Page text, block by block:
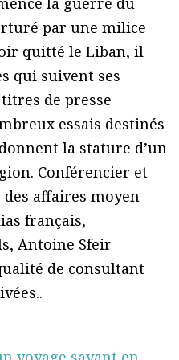
par une milice
quitté le Liban, il
qui suivent ses
de presse
essais destinés
la stature d’un
Conférencier et
affaires moyen-
français,
Antoine Sfeir
de consultant